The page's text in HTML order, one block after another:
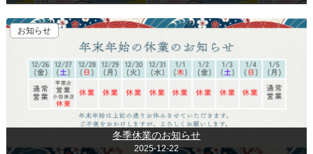
お知らせ
冬季休業のお知らせ
2025-12-22